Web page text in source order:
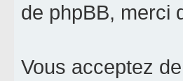
de phpBB, merci
Vous acceptez